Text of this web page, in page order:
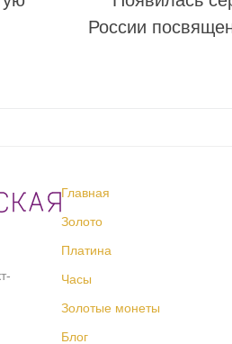
России
Главная
Золото
Платина
Часы
Золотые монеты
Блог